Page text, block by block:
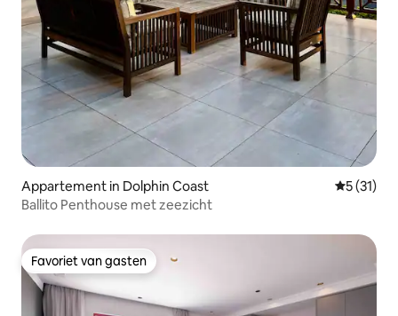
Appartement in Dolphin Coast
5 (31)
Ballito Penthouse met zeezicht
Favoriet van gasten
Favoriet van gasten